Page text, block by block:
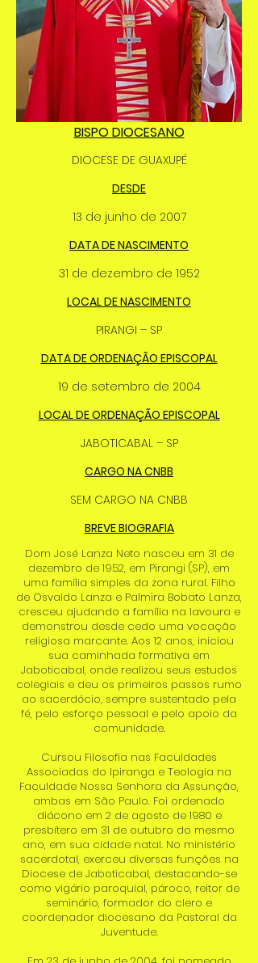
BISPO DIOCESANO
DIOCESE DE GUAXUPÉ
DESDE
13 de junho de 2007
DATA DE NASCIMENTO
31 de dezembro de 1952
LOCAL DE NASCIMENTO
PIRANGI – SP
DATA DE ORDENAÇÃO EPISCOPAL
19 de setembro de 2004
LOCAL DE ORDENAÇÃO EPISCOPAL
JABOTICABAL – SP
CARGO NA CNBB
SEM CARGO NA CNBB
BREVE BIOGRAFIA
Dom José Lanza Neto nasceu em 31 de
dezembro de 1952, em Pirangi (SP), em
uma família simples da zona rural. Filho
de Osvaldo Lanza e Palmira Bobato Lanza,
cresceu ajudando a família na lavoura e
demonstrou desde cedo uma vocação
religiosa marcante. Aos 12 anos, iniciou
sua caminhada formativa em
Jaboticabal, onde realizou seus estudos
colegiais e deu os primeiros passos rumo
ao sacerdócio, sempre sustentado pela
fé, pelo esforço pessoal e pelo apoio da
comunidade.
Cursou Filosofia nas Faculdades
Associadas do Ipiranga e Teologia na
Faculdade Nossa Senhora da Assunção,
ambas em São Paulo. Foi ordenado
diácono em 2 de agosto de 1980 e
presbítero em 31 de outubro do mesmo
ano, em sua cidade natal. No ministério
sacerdotal, exerceu diversas funções na
Diocese de Jaboticabal, destacando-se
como vigário paroquial, pároco, reitor de
seminário, formador do clero e
coordenador diocesano da Pastoral da
Juventude.